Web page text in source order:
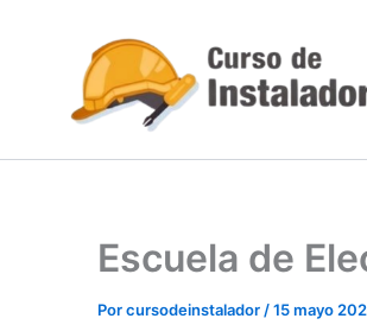
contenido
Escuela de
Porcursodeinstalador/15 mayo